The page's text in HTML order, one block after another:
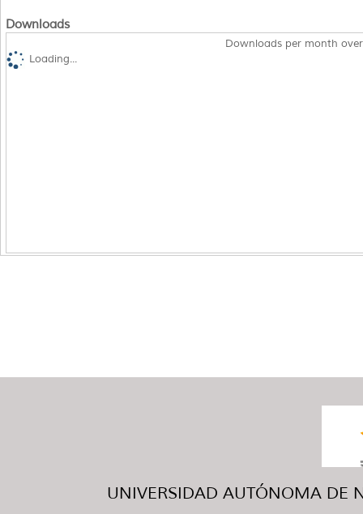
Downloads
Downloads per month
Loading...
UNIVERSIDAD AUTÓNOMA DE